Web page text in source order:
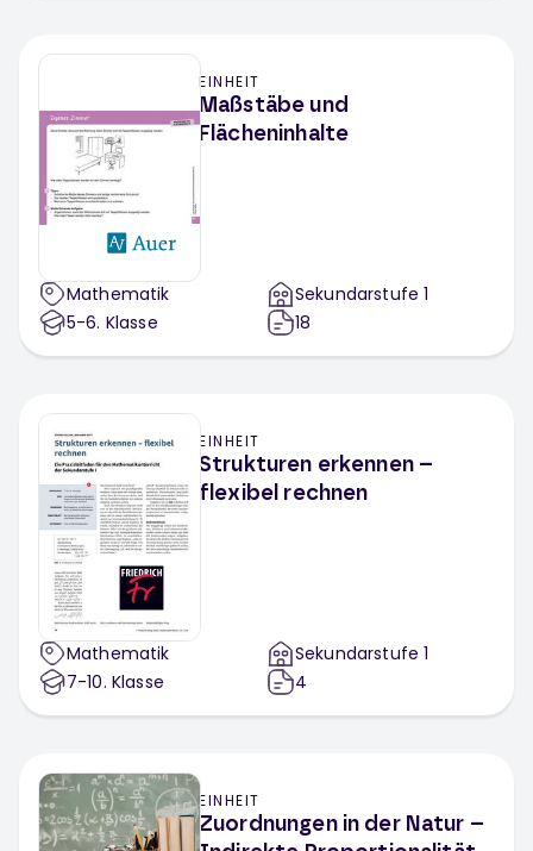
EINHEIT
Maßstäbe und
Flächeninhalte
Mathematik
5-6. Klasse
Sekundarstufe 1
18
EINHEIT
Strukturen erkennen –
flexibel rechnen
Mathematik
7-10. Klasse
Sekundarstufe 1
4
EINHEIT
Zuordnungen in der Natur –